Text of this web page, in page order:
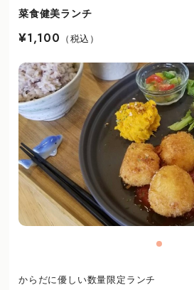
菜食健美ランチ
¥1,100 （税込）
からだに優しい数量限定ランチ